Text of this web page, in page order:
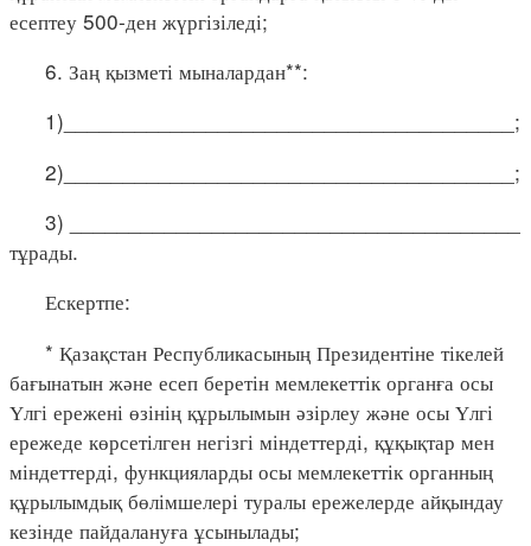
есептеу 500-ден жүргізіледі;
6. Заң қызметі мыналардан**:
1)______________________________________;
2)______________________________________;
3) ______________________________________
тұрады.
Ескертпе:
* Қазақстан Республикасының Президентіне тікелей
бағынатын және есеп беретін мемлекеттік органға осы
Үлгі ережені өзінің құрылымын әзірлеу және осы Үлгі
ережеде көрсетілген негізгі міндеттерді, құқықтар мен
міндеттерді, функцияларды осы мемлекеттік органның
құрылымдық бөлімшелері туралы ережелерде айқындау
кезінде пайдалануға ұсынылады;